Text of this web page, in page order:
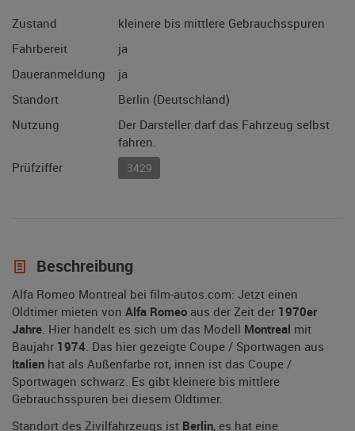
Zustand
kleinere bis mittlere Gebrauchsspuren
Fahrbereit
ja
Daueranmeldung
ja
Standort
Berlin (Deutschland)
Nutzung
Der Darsteller darf das Fahrzeug selbst
fahren.
Prüfziffer
3429
Beschreibung
Alfa Romeo Montreal bei film-autos.com: Jetzt einen
Oldtimer mieten von Alfa Romeo aus der Zeit der 1970er
Jahre. Hier handelt es sich um das Modell Montreal mit
Baujahr 1974. Das hier gezeigte Coupe / Sportwagen aus
Italien hat als Außenfarbe rot, innen ist das Coupe /
Sportwagen schwarz. Es gibt kleinere bis mittlere
Gebrauchsspuren bei diesem Oldtimer.
Standort des Zivilfahrzeugs ist Berlin, es hat eine